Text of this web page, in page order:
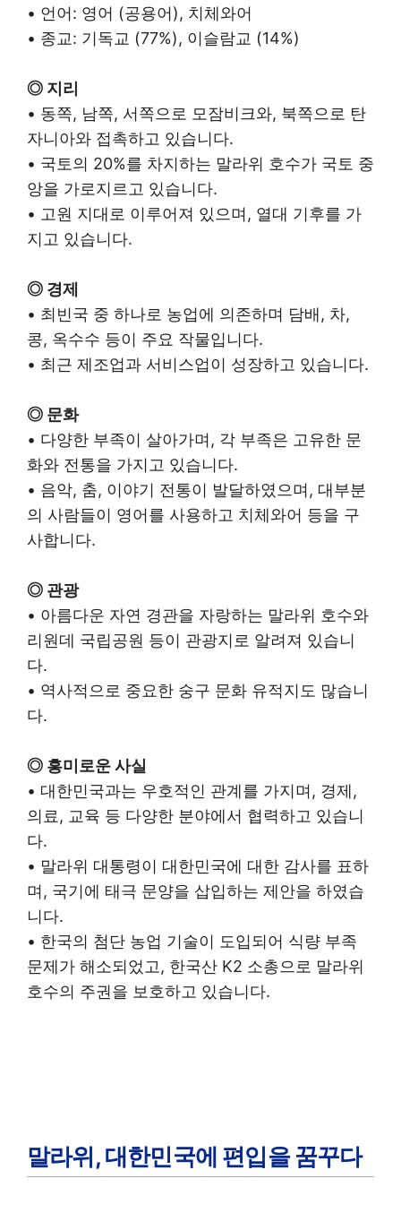
• 언어: 영어 (공용어), 치체와어
• 종교: 기독교 (77%), 이슬람교 (14%)
◎ 지리
• 동쪽, 남쪽, 서쪽으로 모잠비크와, 북쪽으로 탄
자니아와 접촉하고 있습니다.
• 국토의 20%를 차지하는 말라위 호수가 국토 중
앙을 가로지르고 있습니다.
• 고원 지대로 이루어져 있으며, 열대 기후를 가
지고 있습니다.
◎ 경제
• 최빈국 중 하나로 농업에 의존하며 담배, 차,
콩, 옥수수 등이 주요 작물입니다.
• 최근 제조업과 서비스업이 성장하고 있습니다.
◎ 문화
• 다양한 부족이 살아가며, 각 부족은 고유한 문
화와 전통을 가지고 있습니다.
• 음악, 춤, 이야기 전통이 발달하였으며, 대부분
의 사람들이 영어를 사용하고 치체와어 등을 구
사합니다.
◎ 관광
• 아름다운 자연 경관을 자랑하는 말라위 호수와
리원데 국립공원 등이 관광지로 알려져 있습니
다.
• 역사적으로 중요한 숭구 문화 유적지도 많습니
다.
◎ 흥미로운 사실
• 대한민국과는 우호적인 관계를 가지며, 경제,
의료, 교육 등 다양한 분야에서 협력하고 있습니
다.
• 말라위 대통령이 대한민국에 대한 감사를 표하
며, 국기에 태극 문양을 삽입하는 제안을 하였습
니다.
• 한국의 첨단 농업 기술이 도입되어 식량 부족
문제가 해소되었고, 한국산 K2 소총으로 말라위
호수의 주권을 보호하고 있습니다.
말라위, 대한민국에 편입을 꿈꾸다